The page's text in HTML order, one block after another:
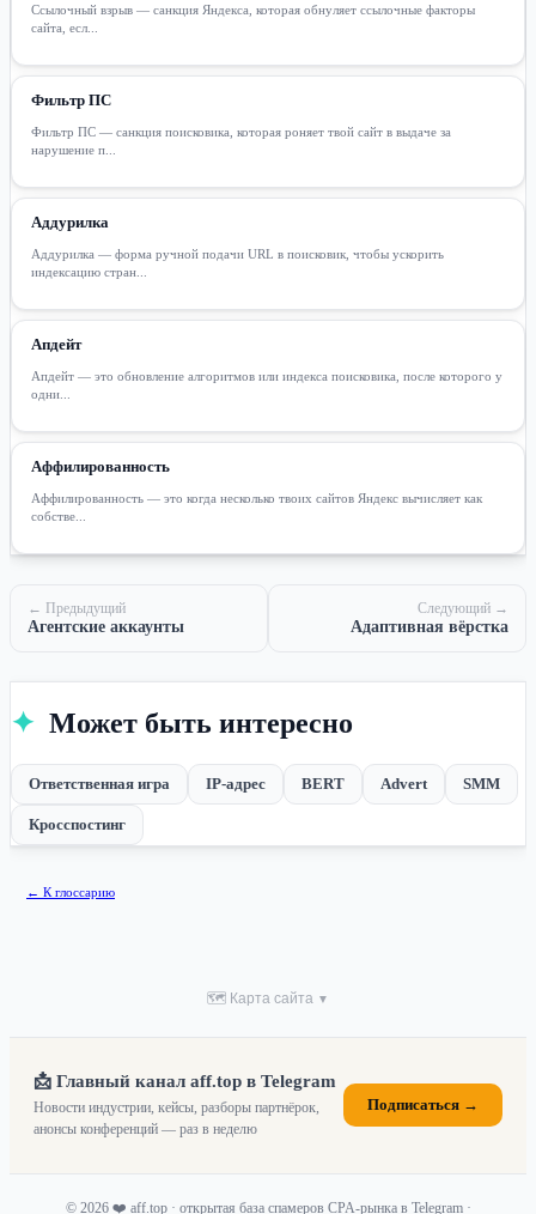
Ссылочный взрыв — санкция Яндекса, которая обнуляет ссылочные факторы
сайта, есл...
Фильтр ПС
Фильтр ПС — санкция поисковика, которая роняет твой сайт в выдаче за
нарушение п...
Аддурилка
Аддурилка — форма ручной подачи URL в поисковик, чтобы ускорить
индексацию стран...
Апдейт
Апдейт — это обновление алгоритмов или индекса поисковика, после которого у
одни...
Аффилированность
Аффилированность — это когда несколько твоих сайтов Яндекс вычисляет как
собстве...
← Предыдущий
Агентские аккаунты
Следующий →
Адаптивная вёрстка
✦ Может быть интересно
Ответственная игра IP-адрес BERT Advert SMM
Кросспостинг
← К глоссарию
🗺 Карта сайта ▼
📩 Главный канал aff.top в Telegram
Новости индустрии, кейсы, разборы партнёрок,
анонсы конференций — раз в неделю
Подписаться →
© 2026 ❤️ aff.top · открытая база спамеров CPA-рынка в Telegram ·